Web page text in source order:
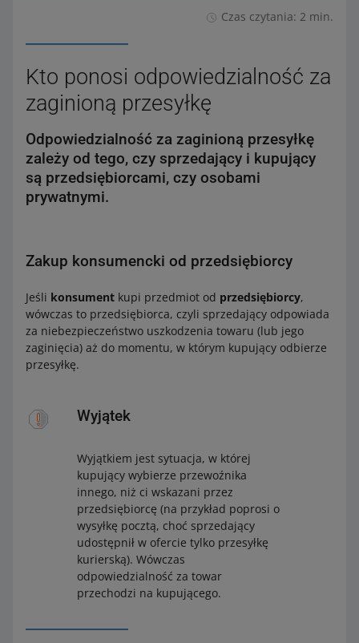
Czas czytania: 2 min.
Kto ponosi odpowiedzialność za
zaginioną przesyłkę
Odpowiedzialność za zaginioną przesyłkę
zależy od tego, czy sprzedający i kupujący
są przedsiębiorcami, czy osobami
prywatnymi.
Zakup konsumencki od przedsiębiorcy
Jeśli konsument kupi przedmiot od przedsiębiorcy,
wówczas to przedsiębiorca, czyli sprzedający odpowiada
za niebezpieczeństwo uszkodzenia towaru (lub jego
zaginięcia) aż do momentu, w którym kupujący odbierze
przesyłkę.
Wyjątek
Wyjątkiem jest sytuacja, w której
kupujący wybierze przewoźnika
innego, niż ci wskazani przez
przedsiębiorcę (na przykład poprosi o
wysyłkę pocztą, choć sprzedający
udostępnił w ofercie tylko przesyłkę
kurierską). Wówczas
odpowiedzialność za towar
przechodzi na kupującego.